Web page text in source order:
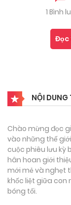
1 Bình
Đọc
NỘI DUNG
Chào mừng đọc
vào những thế
cuộc phiêu lưu kỳ
hân hoan giới
mới mẻ và nghẹt
khốc liệt giữa con
bóng tối.